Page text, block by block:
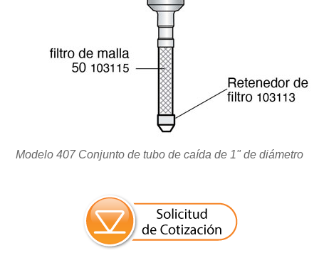
Modelo 407 Conjunto de tubo de caída de 1" de diámetro